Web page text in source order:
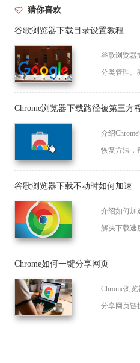
猜你喜欢
谷歌浏览器下载目录设置教程
谷歌浏览器
分类管理。
Chrome浏览器下载路径被第三方
介绍
恢复方法，
谷歌浏览器下载不动时如何加速
介绍如何加
解决下载速
Chrome如何一键分享网页
Chrome浏
分享网页链